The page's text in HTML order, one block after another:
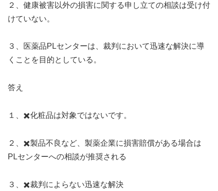
２、健康被害以外の損害に関する申し立ての相談は受け付
けていない。
３、医薬品PLセンターは、裁判において迅速な解決に導
くことを目的としている。
答え
１、✖️化粧品は対象ではないです。
２、✖️製品不良など、製薬企業に損害賠償がある場合は
PLセンターへの相談が推奨される
３、✖️裁判によらない迅速な解決